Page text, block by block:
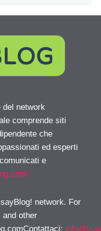
del network
comprende siti
che
ed esperti
e
network. For
other
: